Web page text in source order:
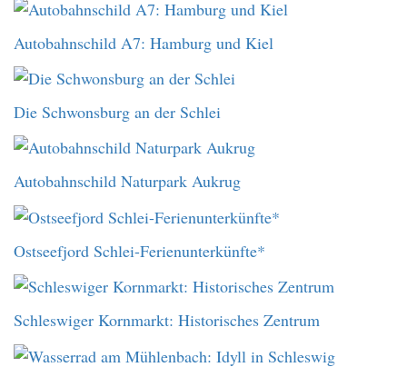
Autobahnschild A7: Hamburg und Kiel
Die Schwonsburg an der Schlei
Autobahnschild Naturpark Aukrug
Ostseefjord Schlei-Ferienunterkünfte*
Schleswiger Kornmarkt: Historisches Zentrum